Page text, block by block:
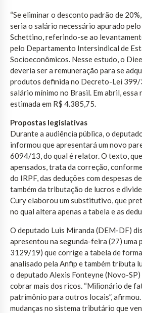
“Se eliminar o desconto padrão de
seria o salário necessário apurado pelo
Schettino, referindo-se ao
pelo Departamento Intersindical de
Socioeconômicos. Nesse estudo, o
deveria ser a remuneração para se
produtos definida no Decreto-Lei 399/
salário mínimo no Brasil. Em abril, essa
estimada em R$ 4.385,75.
Propostas legislativas
Durante a audiência pública, o
informou que apresentará um novo
6094/13, do qual é relator. O texto,
apensados, trata da correção,
do IRPF, das deduções com despesas
também da tributação de lucros e
Cury elaborou um substitutivo, que
no qual altera apenas a tabela e as
O deputado Luis Miranda (DEM-DF)
apresentou na segunda-feira (27) uma
3129/19) que corrige a tabela de
analisado pela Anfip e também tributa
o deputado Alexis Fonteyne (Novo-
cobrar mais dos ricos. “Milionário de
patrimônio para outros locais”,
mudanças no sistema tributário que